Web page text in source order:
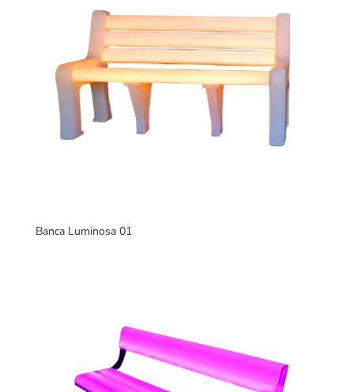
Banca Luminosa 01